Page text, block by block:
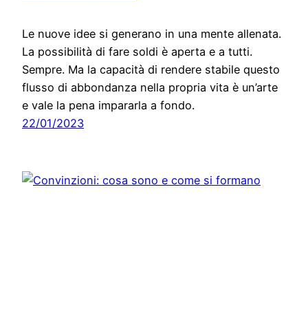
Le nuove idee si generano in una mente allenata.
La possibilità di fare soldi è aperta e a tutti.
Sempre. Ma la capacità di rendere stabile questo
flusso di abbondanza nella propria vita è un’arte
e vale la pena impararla a fondo.
22/01/2023